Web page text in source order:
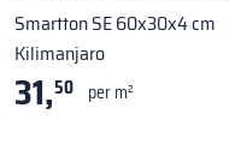
Smartton SE 60x30x4 cm
Kilimanjaro
31,50 per m²